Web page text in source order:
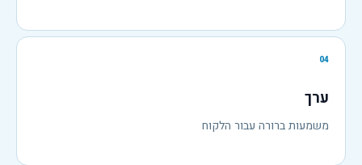
04
ערך
משמעות ברורה עבור הלקוח